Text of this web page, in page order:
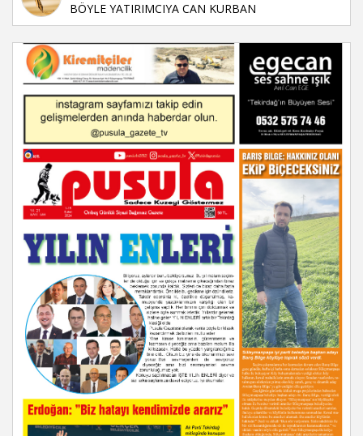
BÖYLE YATIRIMCIYA CAN KURBAN